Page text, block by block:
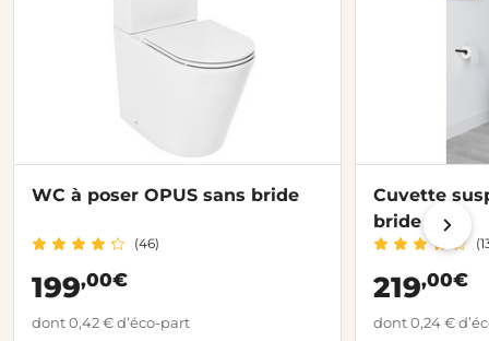
WC à poser OPUS sans bride
(46)
199,00€
dont 0,42 € d’éco-part
Cuvette
bride
219,00€
dont 0,24 €